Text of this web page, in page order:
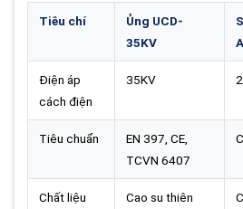
Tiêu chí
Ủng UCD-
35KV
A
Điện áp
cách điện
35KV
Tiêu chuẩn
EN 397, CE,
TCVN 6407
Chất liệu
Cao su thiên